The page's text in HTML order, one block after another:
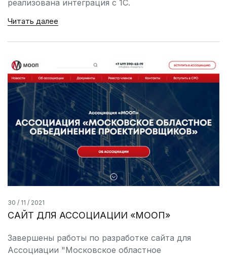
реализована интеграция с 1С.
Читать далее
30 / 11 / 2021
САЙТ ДЛЯ АССОЦИАЦИИ «МООП»
Завершены работы по разработке сайта для
Ассоциации "Московское областное